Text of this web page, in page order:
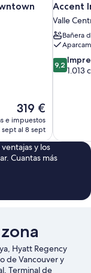
El
precio
actual
de
319 €
319 €
e impuestos
sept al 8 sept
Accent
Valle
Bañera
9.2
sobre
9,2
1.013
y los
Cuantas más
Hyatt Regency
de Vancouver y
Terminal de